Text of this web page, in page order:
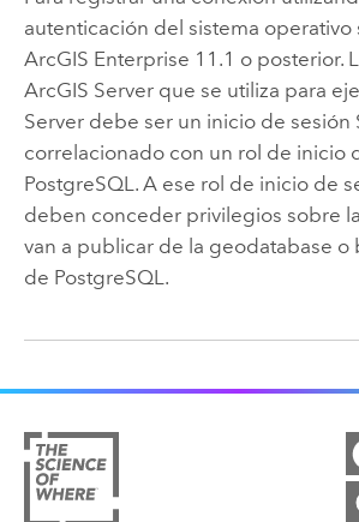
autenticación del sistema operativo
ArcGIS Enterprise 11.1 o posterior.
ArcGIS Serverque se utiliza para
Serverdebe ser un inicio de sesión
correlacionado con un rol de inicio
PostgreSQL . A ese rol de inicio de
deben conceder privilegios sobre
van a publicar de la geodatabase o
de PostgreSQL .